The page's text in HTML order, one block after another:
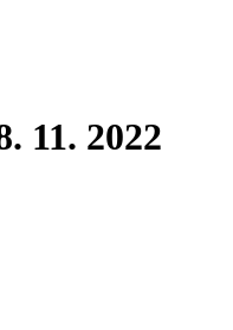
11. 2022
s. r. o.
14
854